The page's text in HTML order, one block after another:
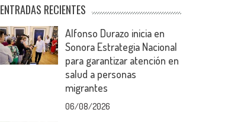
ENTRADAS RECIENTES
Alfonso Durazo inicia en
Sonora Estrategia Nacional
para garantizar atención en
salud a personas
migrantes
06/08/2026